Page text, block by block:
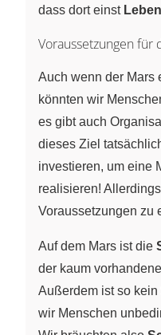
dass dort einst Leben
Voraussetzungen für
Auch wenn der Mars
könnten wir
es gibt auch
dieses Ziel
investieren, um eine
realisieren!
Voraussetzungen zu
Auf dem Mars ist die
der kaum
Außerdem ist so kein
wir Menschen